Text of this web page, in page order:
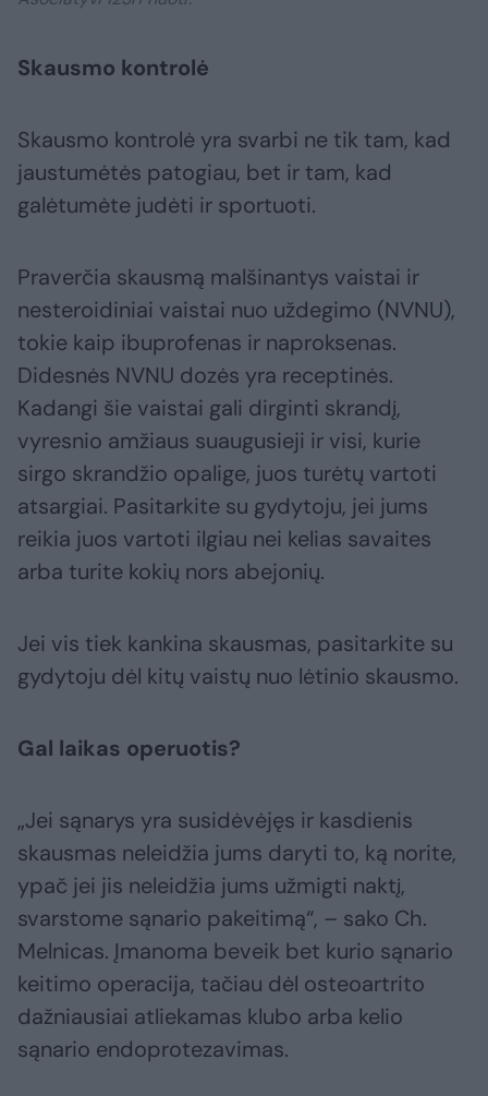
Skausmo kontrolė
Skausmo kontrolė yra svarbi ne tik tam, kad
jaustumėtės patogiau, bet ir tam, kad
galėtumėte judėti ir sportuoti.
Praverčia skausmą malšinantys vaistai ir
nesteroidiniai vaistai nuo uždegimo (NVNU),
tokie kaip ibuprofenas ir naproksenas.
Didesnės NVNU dozės yra receptinės.
Kadangi šie vaistai gali dirginti skrandį,
vyresnio amžiaus suaugusieji ir visi, kurie
sirgo skrandžio opalige, juos turėtų vartoti
atsargiai. Pasitarkite su gydytoju, jei jums
reikia juos vartoti ilgiau nei kelias savaites
arba turite kokių nors abejonių.
Jei vis tiek kankina skausmas, pasitarkite su
gydytoju dėl kitų vaistų nuo lėtinio skausmo.
Gal laikas operuotis?
„Jei sąnarys yra susidėvėjęs ir kasdienis
skausmas neleidžia jums daryti to, ką norite,
ypač jei jis neleidžia jums užmigti naktį,
svarstome sąnario pakeitimą“, – sako Ch.
Melnicas. Įmanoma beveik bet kurio sąnario
keitimo operacija, tačiau dėl osteoartrito
dažniausiai atliekamas klubo arba kelio
sąnario endoprotezavimas.